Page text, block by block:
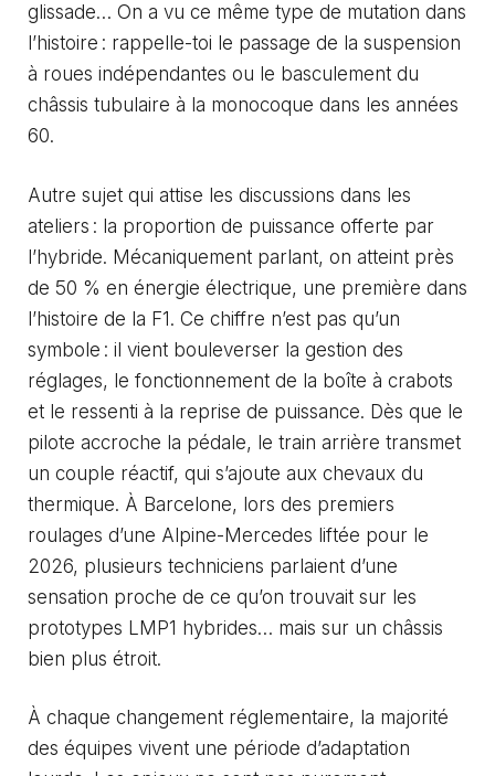
glissade… On a vu ce même type de mutation dans
l’histoire : rappelle-toi le passage de la suspension
à roues indépendantes ou le basculement du
châssis tubulaire à la monocoque dans les années
60.
Autre sujet qui attise les discussions dans les
ateliers : la proportion de puissance offerte par
l’hybride. Mécaniquement parlant, on atteint près
de 50 % en énergie électrique, une première dans
l’histoire de la F1. Ce chiffre n’est pas qu’un
symbole : il vient bouleverser la gestion des
réglages, le fonctionnement de la boîte à crabots
et le ressenti à la reprise de puissance. Dès que le
pilote accroche la pédale, le train arrière transmet
un couple réactif, qui s’ajoute aux chevaux du
thermique. À Barcelone, lors des premiers
roulages d’une Alpine-Mercedes liftée pour le
2026, plusieurs techniciens parlaient d’une
sensation proche de ce qu’on trouvait sur les
prototypes LMP1 hybrides… mais sur un châssis
bien plus étroit.
À chaque changement réglementaire, la majorité
des équipes vivent une période d’adaptation